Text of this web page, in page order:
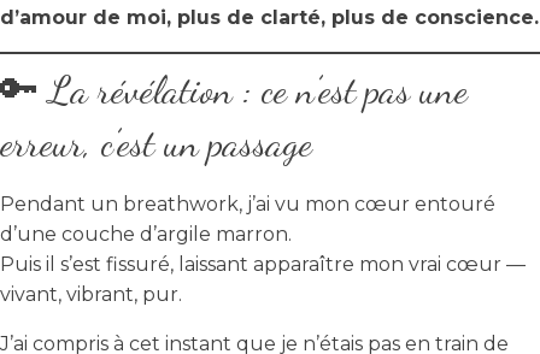
d’amour de moi, plus de clarté, plus de conscience.
🔑 La révélation : ce n’est pas une
erreur, c’est un passage
Pendant un breathwork, j’ai vu mon cœur entouré
d’une couche d’argile marron.
Puis il s’est fissuré, laissant apparaître mon vrai cœur —
vivant, vibrant, pur.
J’ai compris à cet instant que je n’étais pas en train de